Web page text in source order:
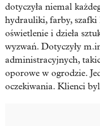
dotyczyła niemal
hydrauliki, farby, szafki
oświetlenie i dzieła
wyzwań. Dotyczyły
administracyjnych,
oporowe w ogrodzie.
oczekiwania. Klienci